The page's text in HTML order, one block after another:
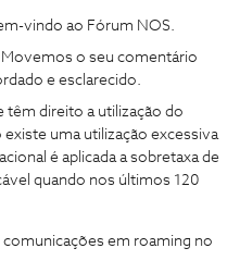
vindo ao Fórum NOS.
o seu comentário
e esclarecido.
têm direito a utilização do
uma utilização excessiva
é aplicada a sobretaxa de
quando nos últimos 120
em roaming no